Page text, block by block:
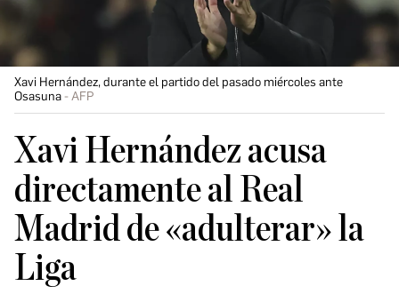
Xavi Hernández, durante el partido del pasado miércoles ante
Osasuna
AFP
Xavi Hernández acusa
directamente al Real
Madrid de «adulterar» la
Liga